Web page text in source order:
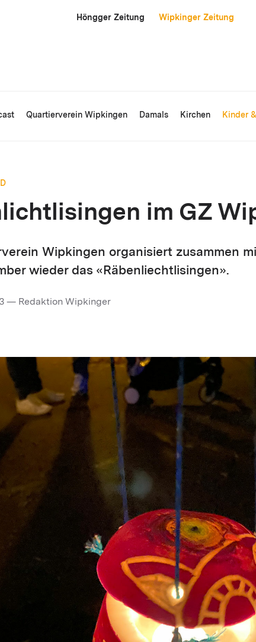
Höngger Zeitung Wipkinger Zeitung
Quartierverein Wipkingen Damals Kirchen Kinder
im GZ
Wipkingen organisiert zusammen
wieder das «Räbenliechtlisingen».
— Redaktion Wipkinger